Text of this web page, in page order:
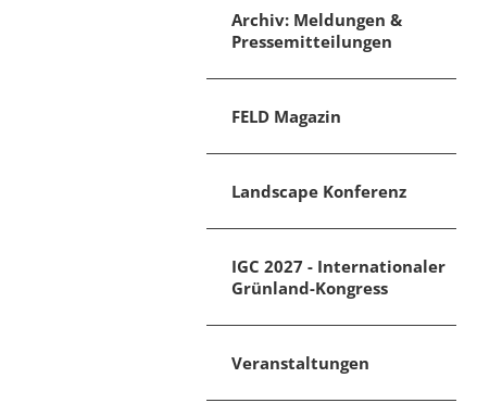
Archiv: Meldungen &
Pressemitteilungen
FELD Magazin
Landscape Konferenz
IGC 2027 - Internationaler
Grünland-Kongress
Veranstaltungen